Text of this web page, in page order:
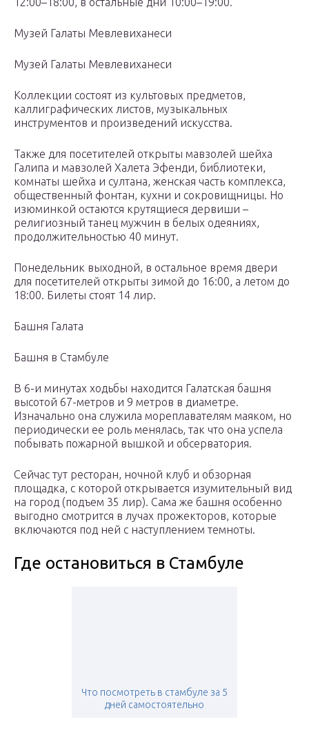
Музей Галаты Мевлевиханеси
Музей Галаты Мевлевиханеси
Коллекции состоят из культовых предметов,
каллиграфических листов, музыкальных
инструментов и произведений искусства.
Также для посетителей открыты мавзолей шейха
Галипа и мавзолей Халета Эфенди, библиотеки,
комнаты шейха и султана, женская часть комплекса,
общественный фонтан, кухни и сокровищницы. Но
изюминкой остаются крутящиеся дервиши –
религиозный танец мужчин в белых одеяниях,
продолжительностью 40 минут.
Понедельник выходной, в остальное время двери
для посетителей открыты зимой до 16:00, а летом до
18:00. Билеты стоят 14 лир.
Башня Галата
Башня в Стамбуле
В 6-и минутах ходьбы находится Галатская башня
высотой 67-метров и 9 метров в диаметре.
Изначально она служила мореплавателям маяком, но
периодически ее роль менялась, так что она успела
побывать пожарной вышкой и обсерватория.
Сейчас тут ресторан, ночной клуб и обзорная
площадка, с которой открывается изумительный вид
на город (подъем 35 лир). Сама же башня особенно
выгодно смотрится в лучах прожекторов, которые
включаются под ней с наступлением темноты.
Где остановиться в Стамбуле
Что посмотреть в стамбуле за 5
дней самостоятельно